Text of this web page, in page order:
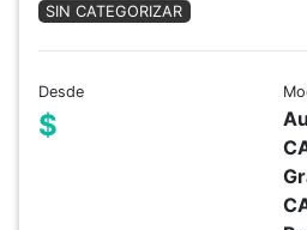
SIN CATEGORIZAR
Desde
$